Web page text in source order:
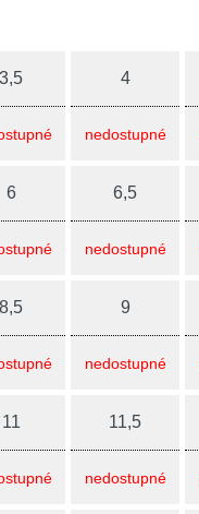
3,5 4
nedostupné
6 6,5
nedostupné
8,5 9
nedostupné
11 11,5
nedostupné